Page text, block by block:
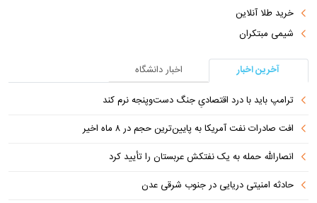
خرید طلا آنلاین
شیمی مبتکران
آخرین اخبار
اخبار دانشگاه
ترامپ باید با درد اقتصادیِ جنگ دست‌و‌پنجه نرم کند
افت صادرات نفت آمریکا به پایین‌ترین حجم در ۸ ماه اخیر
انصارالله حمله به یک نفتکش عربستان را تأیید کرد
حادثه امنیتی دریایی در جنوب شرقی عدن